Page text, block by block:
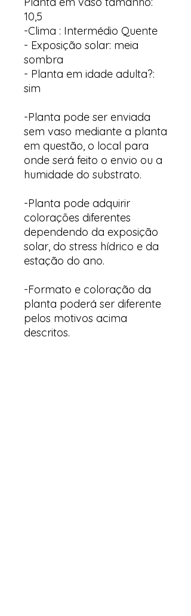
10,5
-Clima : Intermédio Quente
- Exposição solar: meia
sombra
- Planta em idade adulta?:
sim
-Planta pode ser enviada
sem vaso mediante a planta
em questão, o local para
onde será feito o envio ou a
humidade do substrato.
-Planta pode adquirir
colorações diferentes
dependendo da exposição
solar, do stress hídrico e da
estação do ano.
-Formato e coloração da
planta poderá ser diferente
pelos motivos acima
descritos.